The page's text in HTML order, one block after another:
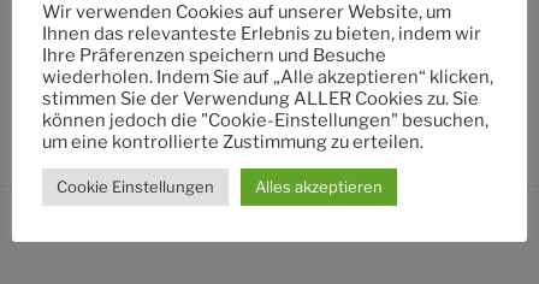
Suche
nach:
Wir verwenden Cookies auf unserer Website, um
Ihnen das relevanteste Erlebnis zu bieten, indem wir
Ihre Präferenzen speichern und Besuche
wiederholen. Indem Sie auf „Alle akzeptieren“ klicken,
stimmen Sie der Verwendung ALLER Cookies zu. Sie
können jedoch die "Cookie-Einstellungen" besuchen,
um eine kontrollierte Zustimmung zu erteilen.
Cookie Einstellungen Alles akzeptieren